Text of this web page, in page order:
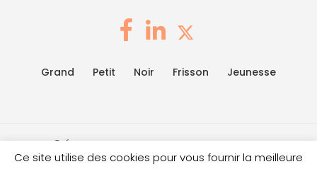
Grand Petit Noir Frisson Jeunesse
Éditions du Flair Mentions légales
Gérer mes
cookies
Ce site utilise des cookies pour vous fournir la meilleure